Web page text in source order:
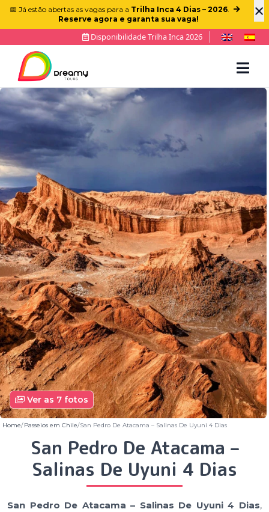
×
📅 Já estão abertas as vagas para a Trilha Inca 4 Dias – 2026.
Reserve agora e garanta sua vaga!
Disponibilidade Trilha Inca 2026
Ver as 7 fotos
Home Passeios em Chile San Pedro De Atacama – Salinas De Uyuni 4 Dias
San Pedro De Atacama –
Salinas De Uyuni 4 Dias
San Pedro De Atacama – Salinas De Uyuni 4 Dias,